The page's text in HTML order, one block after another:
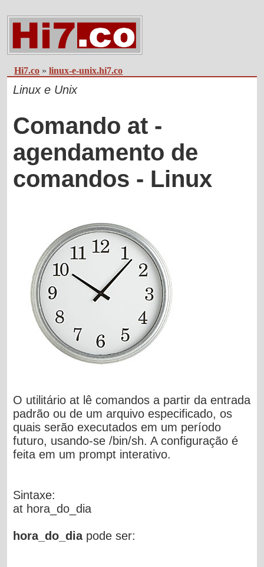
Hi7.co »linux-e-unix.hi7.co
Linux e Unix
Comando at -
agendamento de
comandos - Linux
O utilitário at lê comandos a partir da entrada
padrão ou de um arquivo especificado, os
quais serão executados em um período
futuro, usando-se /bin/sh. A configuração é
feita em um prompt interativo.
Sintaxe:
at hora_do_dia
hora_do_diapode ser: